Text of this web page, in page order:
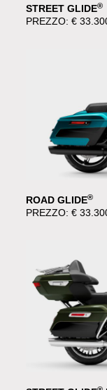
STREET GLIDE®
PREZZO: €
ROAD GLIDE®
PREZZO: €